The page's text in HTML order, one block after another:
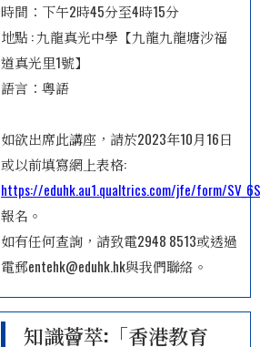
時間：下午2時45分至4時15分
地點 : 九龍真光中學【九龍九龍塘沙福
道真光里1號】
語言：粵語
如欲出席此講座，請於2023年10月16日
或以前填寫網上表格:
https://eduhk.au1.qualtrics.com/jfe/form/
報名。
如有任何查詢，請致電2948 8513或透過
電郵entehk@eduhk.hk與我們聯絡。
知識薈萃:「香港教育